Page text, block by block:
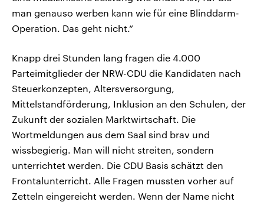
man genauso werben kann wie für eine Blinddarm-
Operation. Das geht nicht.“
Knapp drei Stunden lang fragen die 4.000
Parteimitglieder der NRW-CDU die Kandidaten nach
Steuerkonzepten, Altersversorgung,
Mittelstandförderung, Inklusion an den Schulen, der
Zukunft der sozialen Marktwirtschaft. Die
Wortmeldungen aus dem Saal sind brav und
wissbegierig. Man will nicht streiten, sondern
unterrichtet werden. Die CDU Basis schätzt den
Frontalunterricht. Alle Fragen mussten vorher auf
Zetteln eingereicht werden. Wenn der Name nicht